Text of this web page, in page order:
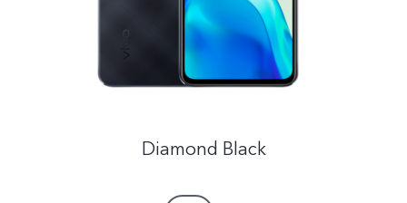
Česká | Vybrat zemi/region
Diamond Black